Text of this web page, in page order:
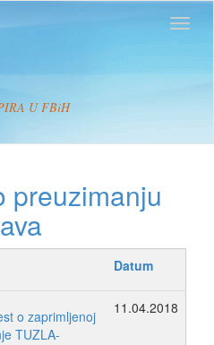
U FBiH
preuzimanju
Datum
o zaprimljenoj
TUZLA-
11.04.2018